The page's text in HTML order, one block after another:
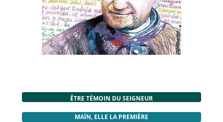
ÊTRE TÉMOIN DU SEIGNEUR
MAÏN, ELLE LA PREMIÈRE